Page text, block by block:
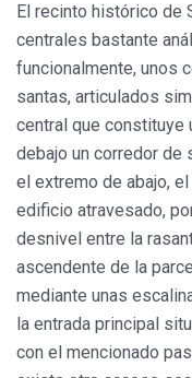
El recinto histórico de
centrales bastante
funcionalmente, unos
santas, articulados
central que constituye
debajo un corredor de
el extremo de abajo,
edificio atravesado,
desnivel entre la
ascendente de la
mediante unas
la entrada principal
con el mencionado